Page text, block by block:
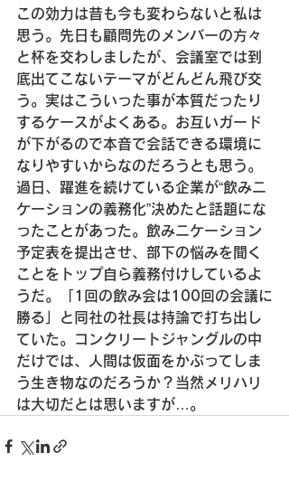
この効力は昔も今も変わらないと私は
思う。 先日も顧問先のメンバーの方々
と杯を交わしましたが、 会議室では到
底出てこないテーマがどんどん飛び交
う。 実はこういった事が本質だったり
するケースがよくある。 お互いガード
が下がるので本音で会話できる環境に
なりやすいからなのだろうとも思う。
過日、躍進を続けている企業が“飲みニ
ケーションの義務化”決めたと話題にな
ったことがあった。 飲みニケーション
予定表を提出させ、 部下の悩みを聞く
ことをトップ自ら義務付けしているよ
うだ。
「1回の飲み会は100回の会議に
勝る」と同社の社長は持論で打ち出し
ていた。
コンクリートジャングルの中
だけでは、
人間は仮面をかぶってしま
う生き物なのだろうか？ 当然メリハリ
は大切だとは思いますが…。